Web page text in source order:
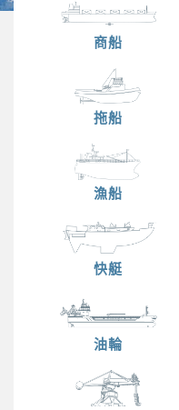
商船
拖船
漁船
快艇
油輪